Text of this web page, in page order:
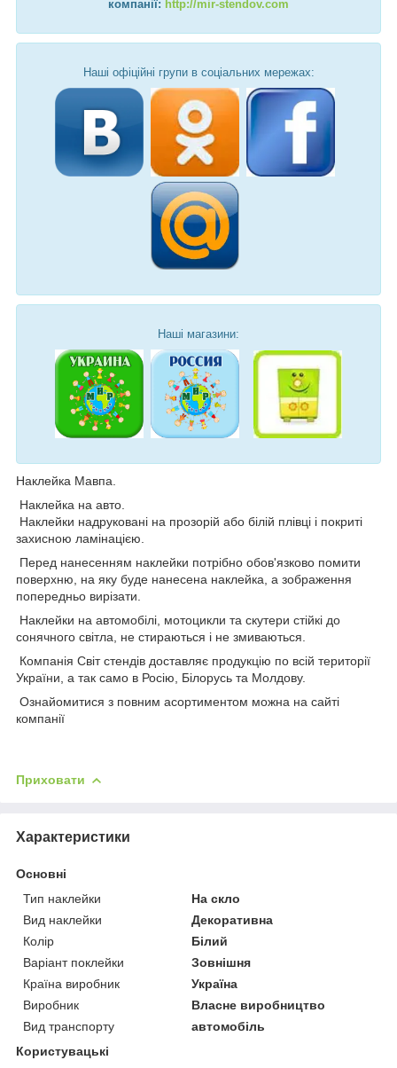
компанії: http://mir-stendov.com
Наші офіційні групи в соціальних мережах:
Наші магазини:
Наклейка Мавпа.
Наклейка на авто.
Наклейки надруковані на прозорій або білій плівці і покриті
захисною ламінацією.
Перед нанесенням наклейки потрібно обов'язково помити
поверхню, на яку буде нанесена наклейка, а зображення
попередньо вирізати.
Наклейки на автомобілі, мотоцикли та скутери стійкі до
сонячного світла, не стираються і не змиваються.
Компанія Світ стендів доставляє продукцію по всій території
України, а так само в Росію, Білорусь та Молдову.
Ознайомитися з повним асортиментом можна на сайті
компанії
Приховати
Характеристики
Основні
Тип наклейки
На скло
Вид наклейки
Декоративна
Колір
Білий
Варіант поклейки
Зовнішня
Країна виробник
Україна
Виробник
Власне виробництво
Вид транспорту
автомобіль
Користувацькі